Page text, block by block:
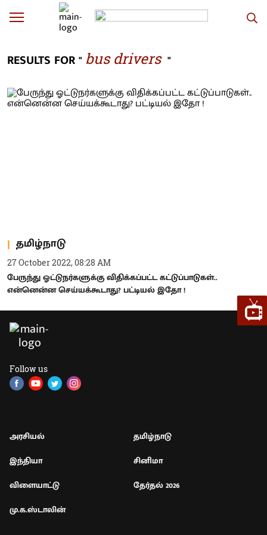
RESULTS FOR " bus drivers "
தமிழ்நாடு
27 October 2022, 08:28 AM
பேருந்து ஓட்டுநர்களுக்கு விதிக்கப்பட்ட கட்டுப்பாடுகள்..
என்னென்ன செய்யக்கூடாது? பட்டியல் இதோ !
Follow us
அரசியல்
தமிழ்நாடு
இந்தியா
சினிமா
விளையாட்டு
தேர்தல் 2026
மு.க.ஸ்டாலின்